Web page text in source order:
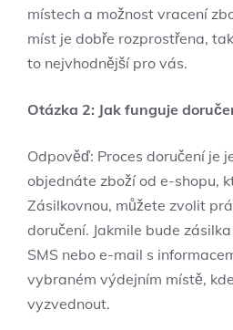
⁤místech a ⁣možnost⁢ vracení
míst je dobře rozprostřena,
to nejvhodnější pro vás.
Otázka 2: Jak funguje
Odpověď: Proces doručení je
objednáte zboží od e-shopu,
Zásilkovnou, můžete zvolit⁢
doručení. Jakmile bude
SMS nebo e-mail s
vybraném ​výdejním místě,
vyzvednout.